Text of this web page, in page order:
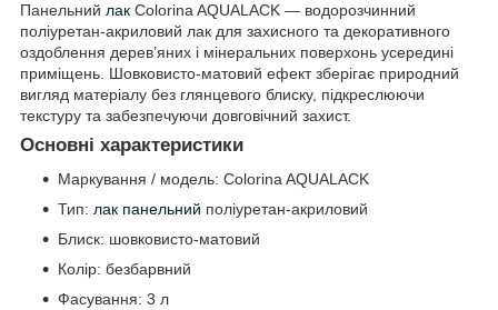
Панельний лак Colorina AQUALACK — водорозчинний
поліуретан-акриловий лак для захисного та декоративного
оздоблення дерев’яних і мінеральних поверхонь усередині
приміщень. Шовковисто-матовий ефект зберігає природний
вигляд матеріалу без глянцевого блиску, підкреслюючи
текстуру та забезпечуючи довговічний захист.
Основні характеристики
Маркування / модель: Colorina AQUALACK
Тип: лак панельний поліуретан-акриловий
Блиск: шовковисто-матовий
Колір: безбарвний
Фасування: 3 л